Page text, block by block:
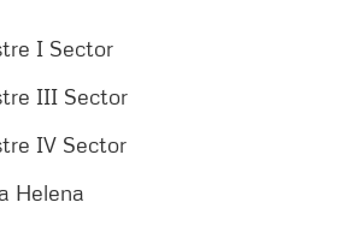
I Sector
III Sector
IV Sector
Helena